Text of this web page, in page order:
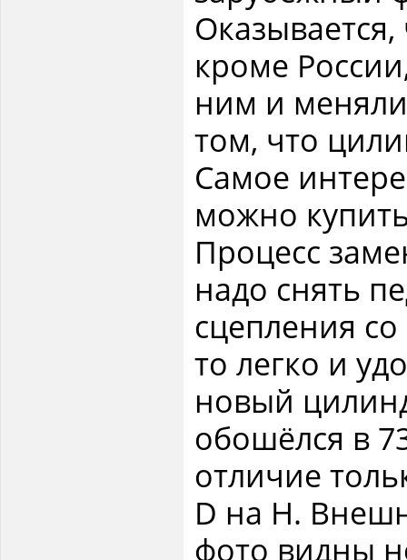
кроме
ним и
том, что
Самое
можно
Процесс
надо снять
сцепления
то легко и
новый
обошёлся в
отличие
D на Н.
фото видны